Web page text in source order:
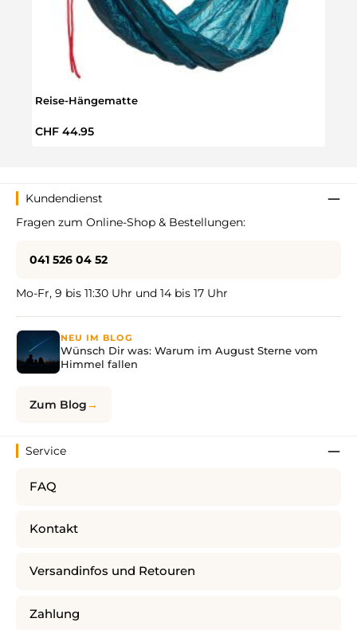
Reise-Hängematte
Regulärer Preis:
CHF 44.95
Kundendienst
Fragen zum Online-Shop & Bestellungen:
041 526 04 52
Mo-Fr, 9 bis 11:30 Uhr und 14 bis 17 Uhr
NEU IM BLOG
Wünsch Dir was: Warum im August Sterne vom
Himmel fallen
Zum Blog
Service
FAQ
Kontakt
Versandinfos und Retouren
Zahlung